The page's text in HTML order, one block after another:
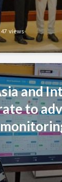
47 views
and
to